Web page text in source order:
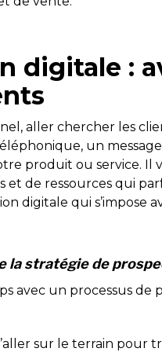
digitale :
aller chercher les
un
produit ou service. Il
et de ressources qui
digitale qui s’impose
la stratégie de
avec un processus de
sur le terrain pour